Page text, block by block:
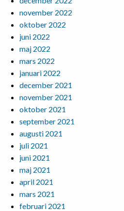
november 2022
oktober 2022
juni 2022
maj 2022
mars 2022
januari 2022
december 2021
november 2021
oktober 2021
september 2021
augusti 2021
juli 2021
juni 2021
maj 2021
april 2021
mars 2021
februari 2021